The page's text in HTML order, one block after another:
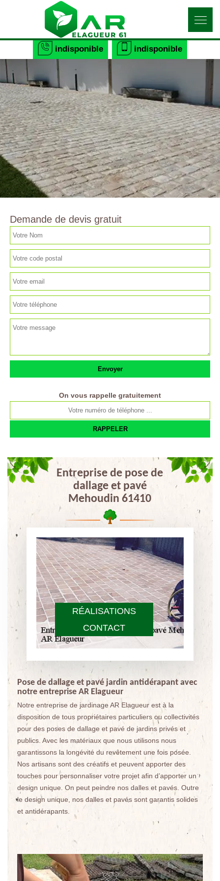
indisponible indisponible
RÉALISATIONS
CONTACT
Demande de devis gratuit
On vous rappelle gratuitement
Entreprise de pose de
dallage et pavé
Mehoudin 61410
Pose de dallage et pavé jardin antidérapant avec
notre entreprise AR Elagueur
Notre entreprise de jardinage AR Elagueur est à la
disposition de tous propriétaires particuliers ou collectivités
pour des poses de dallage et pavé de jardins privés et
publics. Avec les matériaux que nous utilisons nous
garantissons la longévité du revêtement une fois posée.
Nos artisans sont des créatifs et peuvent apporter des
touches pour personnaliser votre projet afin d’apporter un
design unique. On peut peindre nos dalles et pavés. Outre
le design unique, nos dalles et pavés sont garantis solides
et antidérapants.